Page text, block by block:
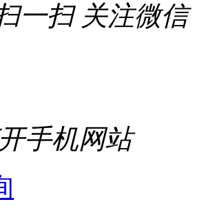
一扫 关注微信
手机网站